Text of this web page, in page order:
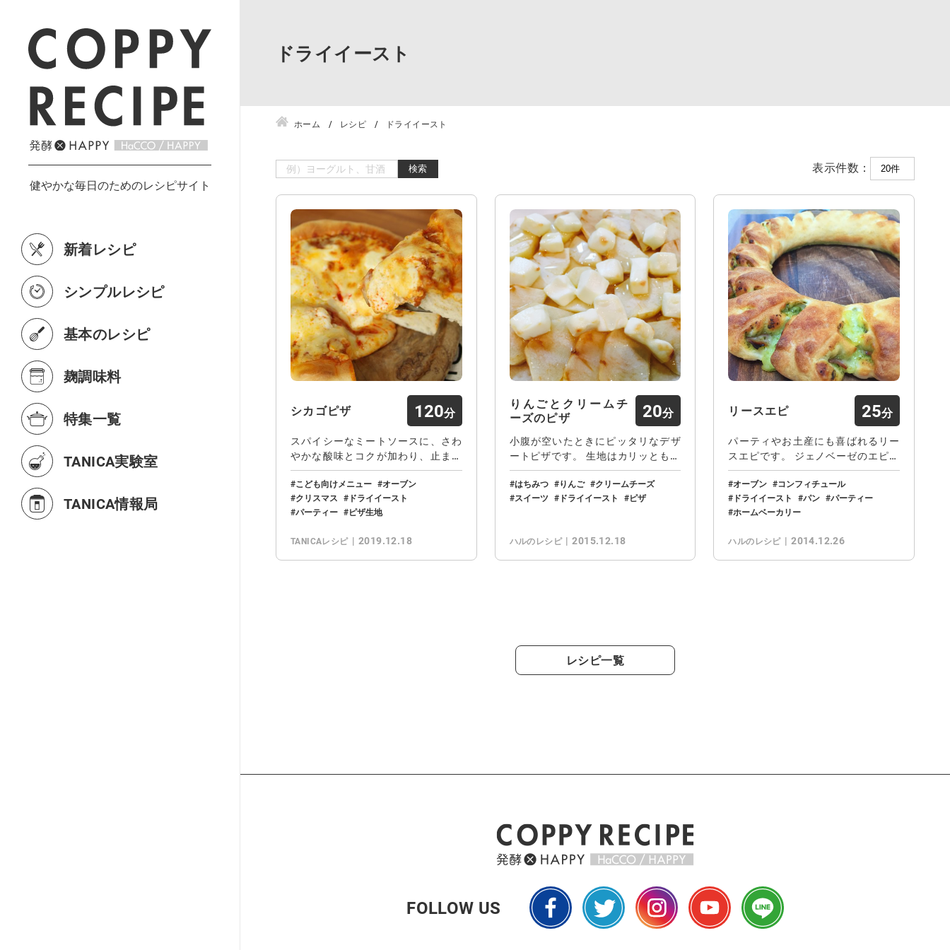
新着レシピ
シンプルレシピ
基本のレシピ
麹調味料
特集一覧
TANICA実験室
TANICA情報局
ドライイースト
ホーム レシピ ドライイースト
検索 表示件数：
シカゴピザ 120
スパイシーなミートソースに、さわ
やかな酸味とコクが加わり、止まら
ない美味しさです…
こども向けメニュー
オーブン
クリスマス
ドライイースト
パーティー
ピザ生地
TANICAレシピ 2019.12.18
りんごとクリームチ
ーズのピザ
20
小腹が空いたときにピッタリなデザ
ートピザです。 生地はカリッともっ
ちり、りんご…
はちみつ りんご
クリームチーズ
スイーツ
ドライイースト ピザ
ハルのレシピ 2015.12.18
リースエピ 25
パーティやお土産にも喜ばれるリー
スエピです。 ジェノベーゼのエピは
お食事に、ベ…
オーブン
コンフィチュール
ドライイースト
パン
パーティー
ホームベーカリー
ハルのレシピ 2014.12.26
レシピ一覧
FOLLOW US